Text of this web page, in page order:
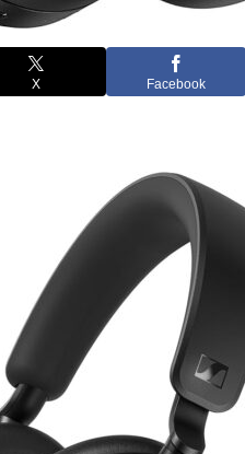
X Facebook